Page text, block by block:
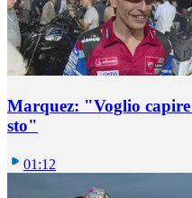
Marquez: "Voglio capire
sto"
01:12